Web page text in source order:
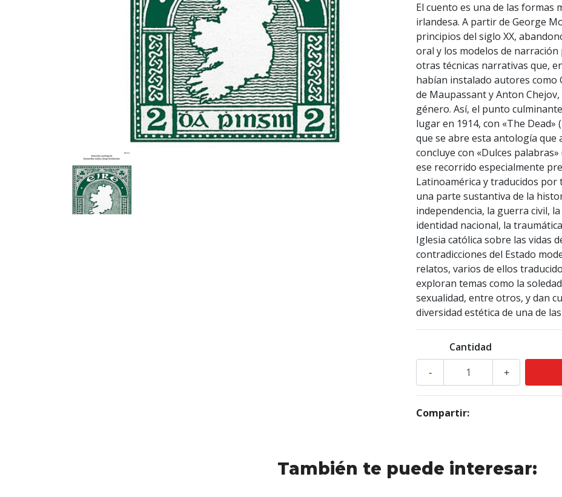
El cuento es una de las formas
irlandesa. A partir de George
principios del siglo XX,
oral y los modelos de
otras técnicas narrativas que,
habían instalado autores como
de Maupassant y Anton
género. Así, el punto
lugar en 1914, con «The Dead»
que se abre esta antología que
concluye con «Dulces
ese recorrido especialmente
Latinoamérica y traducidos
una parte sustantiva de la
independencia, la guerra civil,
identidad nacional, la
Iglesia católica sobre las vidas
contradicciones del Estado
relatos, varios de ellos
exploran temas como la
sexualidad, entre otros, y dan
diversidad estética de una de
Cantidad
+
-
Compartir:
También te puede interesar: